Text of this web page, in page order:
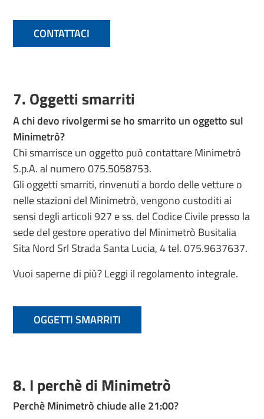
CONTATTACI
7. Oggetti smarriti
A chi devo rivolgermi se ho smarrito un oggetto sul
Minimetrò?
Chi smarrisce un oggetto può contattare Minimetrò
S.p.A. al numero 075.5058753.
Gli oggetti smarriti, rinvenuti a bordo delle vetture o
nelle stazioni del Minimetrò, vengono custoditi ai
sensi degli articoli 927 e ss. del Codice Civile presso la
sede del gestore operativo del Minimetrò Busitalia
Sita Nord Srl Strada Santa Lucia, 4 tel. 075.9637637.
Vuoi saperne di più? Leggi il regolamento integrale.
OGGETTI SMARRITI
8. I perchè di Minimetrò
Perchè Minimetrò chiude alle 21:00?